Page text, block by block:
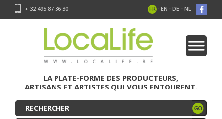
+ 32 495 87 36 30 FR - EN - DE - NL
LA PLATE-FORME DES PRODUCTEURS,
ARTISANS ET ARTISTES QUI VOUS ENTOURENT.